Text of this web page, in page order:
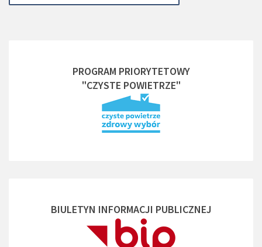
PROGRAM PRIORYTETOWY
"CZYSTE POWIETRZE"
BIULETYN INFORMACJI PUBLICZNEJ